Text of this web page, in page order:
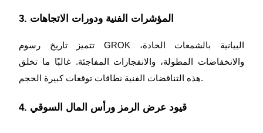
Launchpool
الرهان المرن لكسب العملات الرقمية الشهيرة
3. المؤشرات الفنية ودورات الاتجاهات
تتميز تاريخ رسوم GROK البيانية بالشمعات الحادة،
والانخفاضات المطولة، والانفجارات المفاجئة. غالبًا ما تخلق
هذه التناقضات الفنية نطاقات توقعات كبيرة الحجم.
4. قيود عرض الرمز ورأس المال السوقي